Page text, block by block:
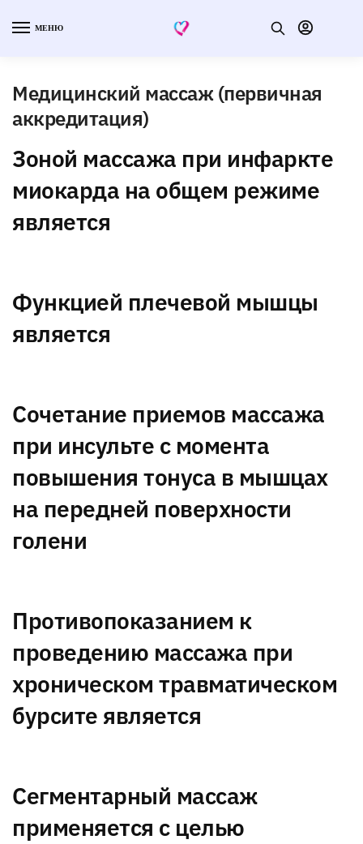
МЕНЮ
Медицинский массаж (первичная
аккредитация)
Зоной массажа при инфаркте
миокарда на общем режиме
является
Функцией плечевой мышцы
является
Сочетание приемов массажа
при инсульте с момента
повышения тонуса в мышцах
на передней поверхности
голени
Противопоказанием к
проведению массажа при
хроническом травматическом
бурсите является
Сегментарный массаж
применяется с целью